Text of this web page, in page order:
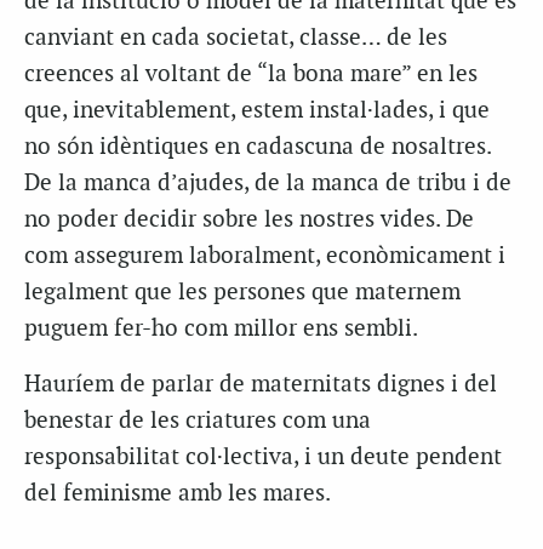
canviant en cada societat, classe… de les
creences al voltant de “la bona mare” en les
que, inevitablement, estem instal·lades, i que
no són idèntiques en cadascuna de nosaltres.
De la manca d’ajudes, de la manca de tribu i de
no poder decidir sobre les nostres vides. De
com assegurem laboralment, econòmicament i
legalment que les persones que maternem
puguem fer-ho com millor ens sembli.
Hauríem de parlar de maternitats dignes i del
benestar de les criatures com una
responsabilitat col·lectiva, i un deute pendent
del feminisme amb les mares.